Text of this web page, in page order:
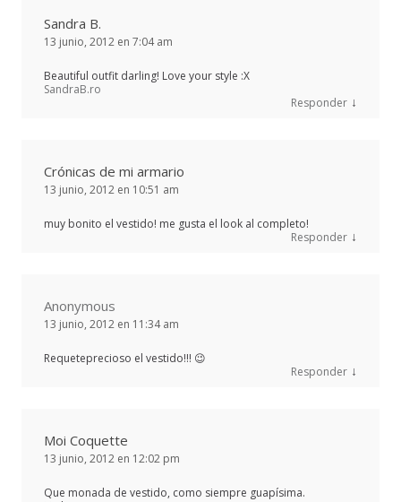
Sandra B.
13 junio, 2012 en 7:04 am
Beautiful outfit darling! Love your style :X
SandraB.ro
Responder ↓
Crónicas de mi armario
13 junio, 2012 en 10:51 am
muy bonito el vestido! me gusta el look al completo!
Responder ↓
Anonymous
13 junio, 2012 en 11:34 am
Requeteprecioso el vestido!!! 😉
Responder ↓
Moi Coquette
13 junio, 2012 en 12:02 pm
Que monada de vestido, como siempre guapísima.